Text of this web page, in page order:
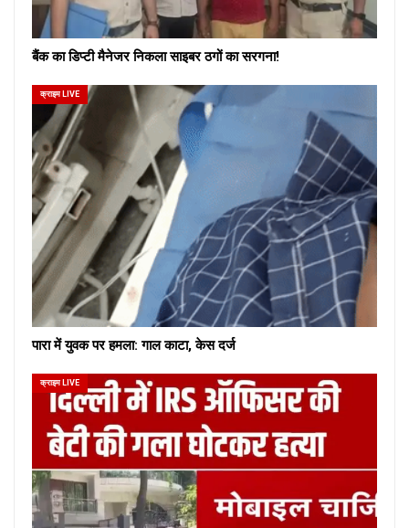
बैंक का डिप्टी मैनेजर निकला साइबर ठगों का सरगना!
क्राइम LIVE
पारा में युवक पर हमला: गाल काटा, केस दर्ज
क्राइम LIVE